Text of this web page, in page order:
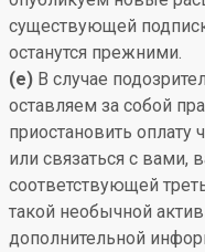
существующей
останутся прежними.
(e) В случае
оставляем за собой
приостановить
или связаться с
соответствующей
такой необычной
дополнительной